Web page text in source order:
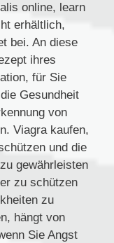
online, learn
erhältlich,
bei. An diese
ihres
für Sie
Gesundheit
von
Viagra kaufen,
und die
gewährleisten
zu schützen
zu
hängt von
Sie Angst